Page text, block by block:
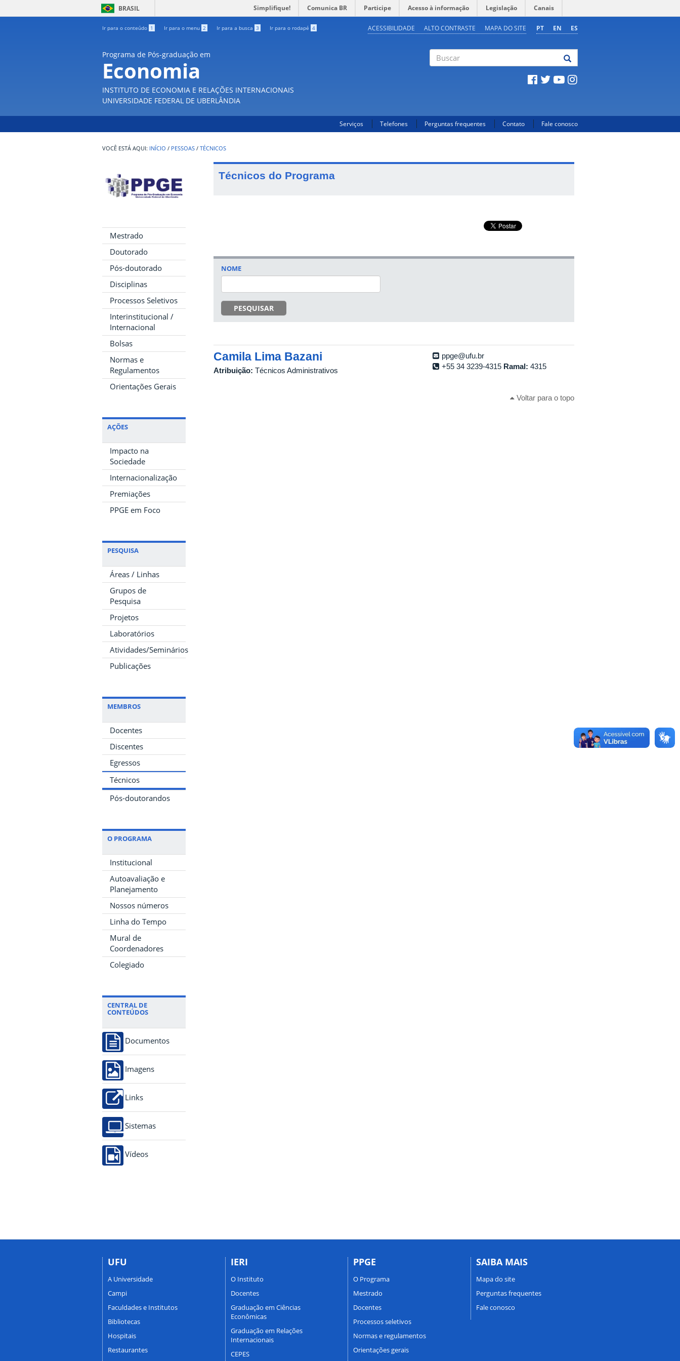
BRASIL Simplifique! Comunica BR Participe Acesso à informação Legislação Canais
Ir para o conteúdo 1 Ir para o menu 2 Ir para a busca 3 Ir para o rodapé 4 PT EN ES
ACESSIBILIDADE ALTO CONTRASTE MAPA DO SITE
Programa de Pós-graduação em
Economia
INSTITUTO DE ECONOMIA E RELAÇÕES INTERNACIONAIS
UNIVERSIDADE FEDERAL DE UBERLÂNDIA
Serviços Telefones Perguntas frequentes Contato Fale conosco
INÍCIO / PESSOAS / TÉCNICOS
Mestrado
Doutorado
Pós-doutorado
Disciplinas
Processos Seletivos
Interinstitucional /
Internacional
Bolsas
Normas e
Regulamentos
Orientações Gerais
AÇÕES
Impacto na
Sociedade
Internacionalização
Premiações
PPGE em Foco
PESQUISA
Áreas / Linhas
Grupos de
Pesquisa
Projetos
Laboratórios
Atividades/Seminários
Publicações
MEMBROS
Docentes
Discentes
Egressos
Técnicos
Pós-doutorandos
O PROGRAMA
Institucional
Autoavaliação e
Planejamento
Nossos números
Linha do Tempo
Mural de
Coordenadores
Colegiado
CENTRAL DE
CONTEÚDOS
Documentos
Imagens
Links
Sistemas
Vídeos
Técnicos do Programa
NOME
PESQUISAR
Camila Lima Bazani
Atribuição: Técnicos Administrativos
ppge@ufu.br
+55 34 3239-4315 Ramal:4315
Voltar para o topo
UFU
A Universidade
Campi
Faculdades e Institutos
Bibliotecas
Hospitais
Restaurantes
IERI
O Instituto
Docentes
Graduação em Ciências
Econômicas
Graduação em Relações
Internacionais
CEPES
PPGE
O Programa
Mestrado
Docentes
Processos seletivos
Normas e regulamentos
Orientações gerais
SAIBA MAIS
Mapa do site
Perguntas frequentes
Fale conosco